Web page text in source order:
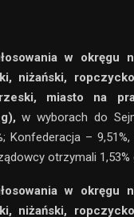
w okręgu
niżański,
miasto na
w wyborach do
Konfederacja –
otrzymali 1,53%
w okręgu
niżański,